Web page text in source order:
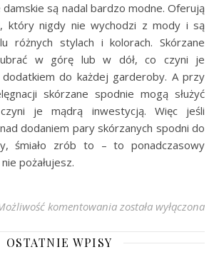
są nadal bardzo modne. Oferują
który nigdy nie wychodzi z mody i są
różnych stylach i kolorach. Skórzane
ubrać w górę lub w dół, co czyni je
do każdej garderoby. A przy
skórzane spodnie mogą służyć
je mądrą inwestycją. Więc jeśli
dodaniem pary skórzanych spodni do
śmiało zrób to – to ponadczasowy
pożałujesz.
komentowania Skórzane kobiece
została wyłączona
OSTATNIE WPISY